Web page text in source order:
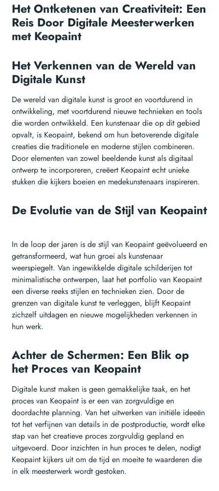
Het Ontketenen van Creativiteit: Een
Reis Door Digitale Meesterwerken
met Keopaint
Het Verkennen van de Wereld van
Digitale Kunst
De wereld van digitale kunst is groot en voortdurend in
ontwikkeling, met voortdurend nieuwe technieken en tools
die worden ontwikkeld. Een kunstenaar die op dit gebied
opvalt, is Keopaint, bekend om hun betoverende digitale
creaties die traditionele en moderne stijlen combineren.
Door elementen van zowel beeldende kunst als digitaal
ontwerp te incorporeren, creëert Keopaint echt unieke
stukken die kijkers boeien en medekunstenaars inspireren.
De Evolutie van de Stijl van Keopaint
In de loop der jaren is de stijl van Keopaint geëvolueerd en
getransformeerd, wat hun groei als kunstenaar
weerspiegelt. Van ingewikkelde digitale schilderijen tot
minimalistische ontwerpen, laat het portfolio van Keopaint
een diverse reeks stijlen en technieken zien. Door de
grenzen van digitale kunst te verleggen, blijft Keopaint
zichzelf uitdagen en nieuwe mogelijkheden verkennen in
hun werk.
Achter de Schermen: Een Blik op
het Proces van Keopaint
Digitale kunst maken is geen gemakkelijke taak, en het
proces van Keopaint is er een van zorgvuldige en
doordachte planning. Van het uitwerken van initiële ideeën
tot het verfijnen van details in de postproductie, wordt elke
stap van het creatieve proces zorgvuldig gepland en
uitgevoerd. Door inzichten in hun proces te delen, nodigt
Keopaint kijkers uit om de tijd en moeite te waarderen die
in elk meesterwerk wordt gestoken.